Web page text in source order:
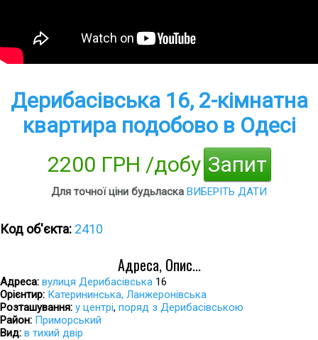
Дерибасівська 16, 2-кімнатна
квартира подобово в Одесі
2200 ГРН /добу Запит
Для точної ціни будьласка ВИБЕРІТЬ ДАТИ
Код об'єкта: 2410
Адреса, Опис...
Адреса: вулиця Дерибасівська 16
Орієнтир: Катерининська, Ланжеронівська
Розташування: у центрі, поряд з Дерибасівською
Район: Приморський
Вид: в тихий двір